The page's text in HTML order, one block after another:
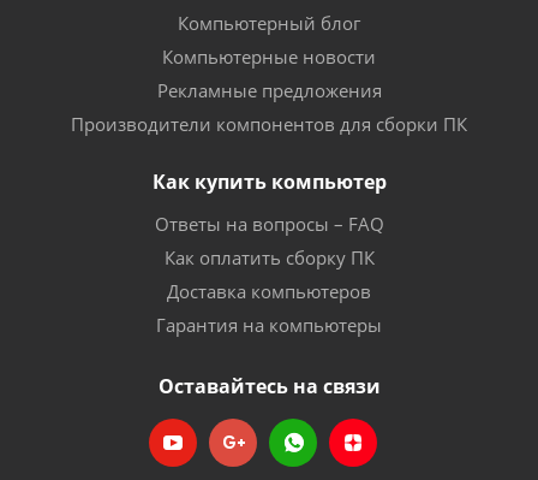
Компьютерный блог
Компьютерные новости
Рекламные предложения
Производители компонентов для сборки ПК
Как купить компьютер
Ответы на вопросы – FAQ
Как оплатить сборку ПК
Доставка компьютеров
Гарантия на компьютеры
Оставайтесь на связи